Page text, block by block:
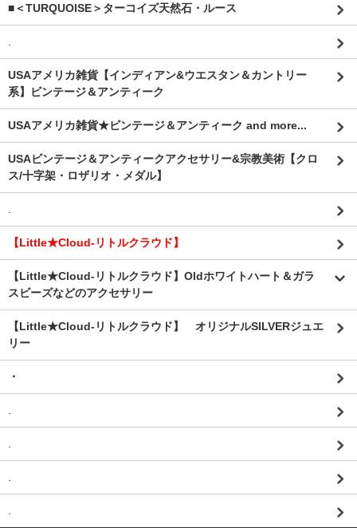
■＜TURQUOISE＞ターコイズ天然石・ルース
.
USAアメリカ雑貨【インディアン&ウエスタン＆カントリー
系】ビンテージ＆アンティーク
USAアメリカ雑貨★ビンテージ＆アンティーク and more...
USAビンテージ＆アンティークアクセサリー&宗教美術【クロ
ス/十字架・ロザリオ・メダル】
.
【Little★Cloud-リトルクラウド】
【Little★Cloud-リトルクラウド】Oldホワイトハート＆ガラ
スビーズなどのアクセサリー
【Little★Cloud-リトルクラウド】 オリジナルSILVERジュエ
リー
・
.
.
.
.